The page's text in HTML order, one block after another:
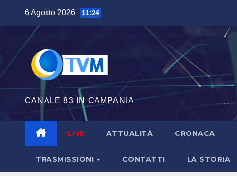
contenuto
6 Agosto 2026 11:24
CANALE 83 IN CAMPANIA
LIVE ATTUALITÀ CRONACA
TRASMISSIONI CONTATTI LA STORIA